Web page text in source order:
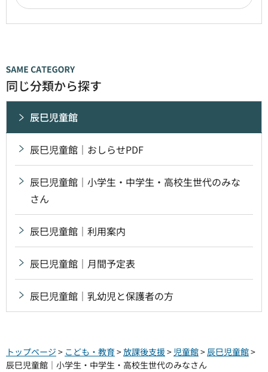
同じ分類から探す
辰巳児童館
辰巳児童館｜おしらせPDF
辰巳児童館｜小学生・中学生・高校生世代のみな
さん
辰巳児童館｜利用案内
辰巳児童館｜月間予定表
辰巳児童館｜乳幼児と保護者の方
トップページ > こども・教育>放課後支援> 児童館> 辰巳児童館>
辰巳児童館｜小学生・中学生・高校生世代のみなさん